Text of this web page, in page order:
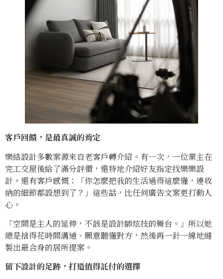
客戶回饋，是最真誠的肯定
樂絡設計多數案源來自老客戶轉介紹。有一次，一位業主在
完工交屋後給了滿分評價，還特地介紹好友指定找樂樂設
計。還有客戶感慨：「你怎麼把我的生活過得這麼懂，連收
納的細節都設想到了？」這些話，比任何廣告文案更打動人
心。
「空間是主人的延伸，不該是設計師炫技的舞台。」所以她
總是捨得花時間溝通、願意聽懂對方，然後再一針一線地縫
製出最合身的居所提案。
留下設計的足跡，打造值得託付的選擇